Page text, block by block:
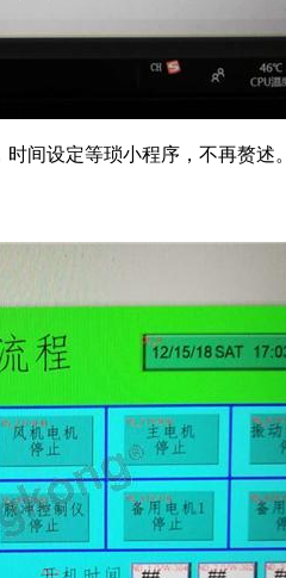
间设定等琐小程序，不再赘述。